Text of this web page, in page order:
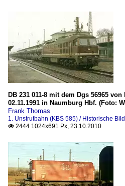
DB 231 011-8 mit dem Dgs 56965
02.11.1991 in Naumburg Hbf. (Foto:
Frank Thomas
1. Unstrutbahn (KBS 585) / Historische
 2444 1024x691 Px, 23.10.2010